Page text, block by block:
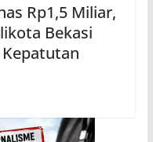
Rp1,5 Miliar,
Bekasi